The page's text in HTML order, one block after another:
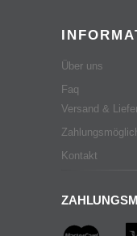
Über uns
Faq
Versand &
Kontakt